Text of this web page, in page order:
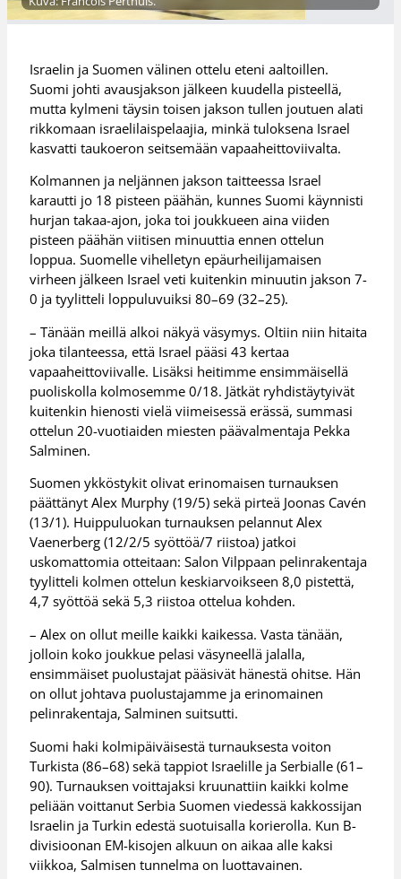
Israelin ja Suomen välinen ottelu eteni aaltoillen.
Suomi johti avausjakson jälkeen kuudella pisteellä,
mutta kylmeni täysin toisen jakson tullen joutuen alati
rikkomaan israelilaispelaajia, minkä tuloksena Israel
kasvatti taukoeron seitsemään vapaaheittoviivalta.
Kolmannen ja neljännen jakson taitteessa Israel
karautti jo 18 pisteen päähän, kunnes Suomi käynnisti
hurjan takaa-ajon, joka toi joukkueen aina viiden
pisteen päähän viitisen minuuttia ennen ottelun
loppua. Suomelle vihelletyn epäurheilijamaisen
virheen jälkeen Israel veti kuitenkin minuutin jakson 7-
0 ja tyylitteli loppuluvuiksi 80–69 (32–25).
– Tänään meillä alkoi näkyä väsymys. Oltiin niin hitaita
joka tilanteessa, että Israel pääsi 43 kertaa
vapaaheittoviivalle. Lisäksi heitimme ensimmäisellä
puoliskolla kolmosemme 0/18. Jätkät ryhdistäytyivät
kuitenkin hienosti vielä viimeisessä erässä, summasi
ottelun 20-vuotiaiden miesten päävalmentaja Pekka
Salminen.
Suomen ykköstykit olivat erinomaisen turnauksen
päättänyt Alex Murphy (19/5) sekä pirteä Joonas Cavén
(13/1). Huippuluokan turnauksen pelannut Alex
Vaenerberg (12/2/5 syöttöä/7 riistoa) jatkoi
uskomattomia otteitaan: Salon Vilppaan pelinrakentaja
tyylitteli kolmen ottelun keskiarvoikseen 8,0 pistettä,
4,7 syöttöä sekä 5,3 riistoa ottelua kohden.
– Alex on ollut meille kaikki kaikessa. Vasta tänään,
jolloin koko joukkue pelasi väsyneellä jalalla,
ensimmäiset puolustajat pääsivät hänestä ohitse. Hän
on ollut johtava puolustajamme ja erinomainen
pelinrakentaja, Salminen suitsutti.
Suomi haki kolmipäiväisestä turnauksesta voiton
Turkista (86–68) sekä tappiot Israelille ja Serbialle (61–
90). Turnauksen voittajaksi kruunattiin kaikki kolme
peliään voittanut Serbia Suomen viedessä kakkossijan
Israelin ja Turkin edestä suotuisalla korierolla. Kun B-
divisioonan EM-kisojen alkuun on aikaa alle kaksi
viikkoa, Salmisen tunnelma on luottavainen.